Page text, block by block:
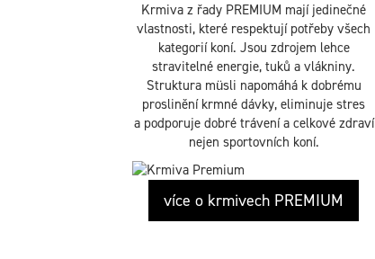
Krmiva z řady PREMIUM mají jedinečné
vlastnosti, které respektují potřeby všech
kategorií koní. Jsou zdrojem lehce
stravitelné energie, tuků a vlákniny.
Struktura müsli napomáhá k dobrému
proslinění krmné dávky, eliminuje stres
a podporuje dobré trávení a celkové zdraví
nejen sportovních koní.
více o krmivech PREMIUM